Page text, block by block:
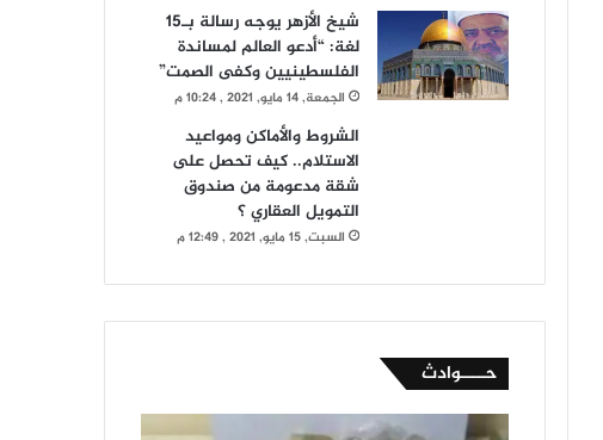
شيخ الأزهر يوجه رسالة بـ15
لغة: “أدعو العالم لمساندة
الفلسطينيين وكفى الصمت”
الجمعة, 14 مايو, 2021 , 10:24 م
الشروط والأماكن ومواعيد
الاستلام.. كيف تحصل على
شقة مدعومة من صندوق
التمويل العقاري ؟
السبت, 15 مايو, 2021 , 12:49 م
حــــوادث